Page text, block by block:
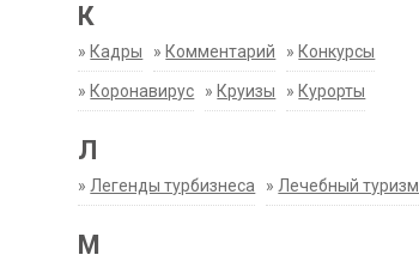
К
» Кадры » Комментарий » Конкурсы
» Коронавирус » Круизы » Курорты
Л
» Легенды турбизнеса » Лечебный туризм
М